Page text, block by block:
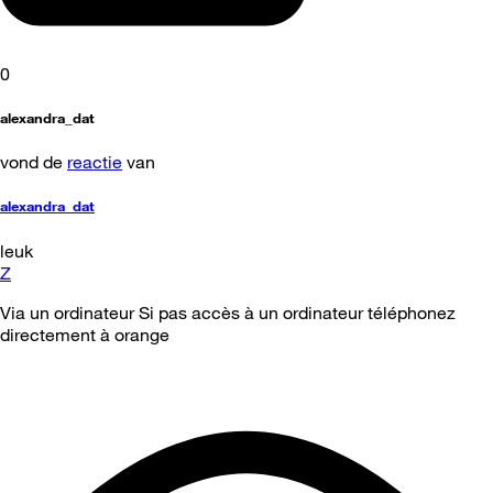
0
alexandra_dat
vond de reactie van
alexandra_dat
leuk
Z
Via un ordinateur Si pas accès à un ordinateur téléphonez
directement à orange